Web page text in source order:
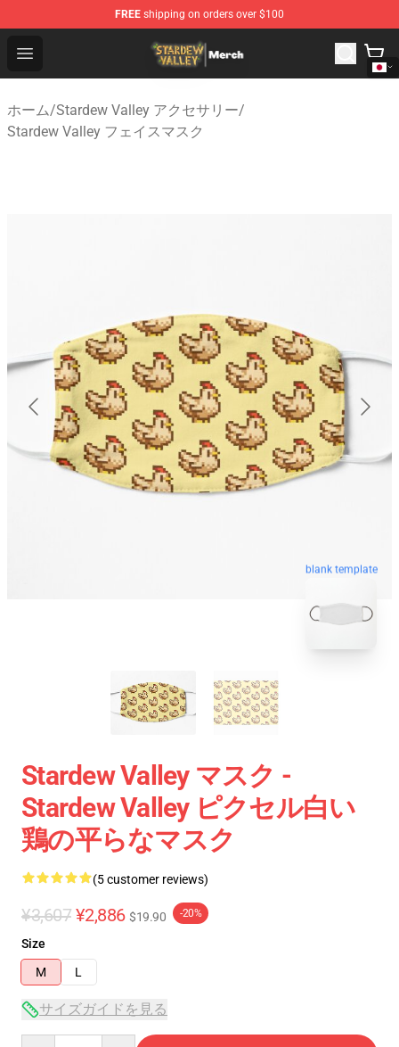
FREE shipping on orders over $100
Open menu
Stardew Valley Store - Official Stardew Valley
ホーム/Stardew Valley アクセサリー/
Stardew Valley フェイスマスク
blank template
Stardew Valley マスク -
Stardew Valley ピクセル白い
鶏の平らなマスク
(5 customer reviews)
¥3,607 ¥2,886 $19.90 -20%
Size
M
L
サイズガイドを見る